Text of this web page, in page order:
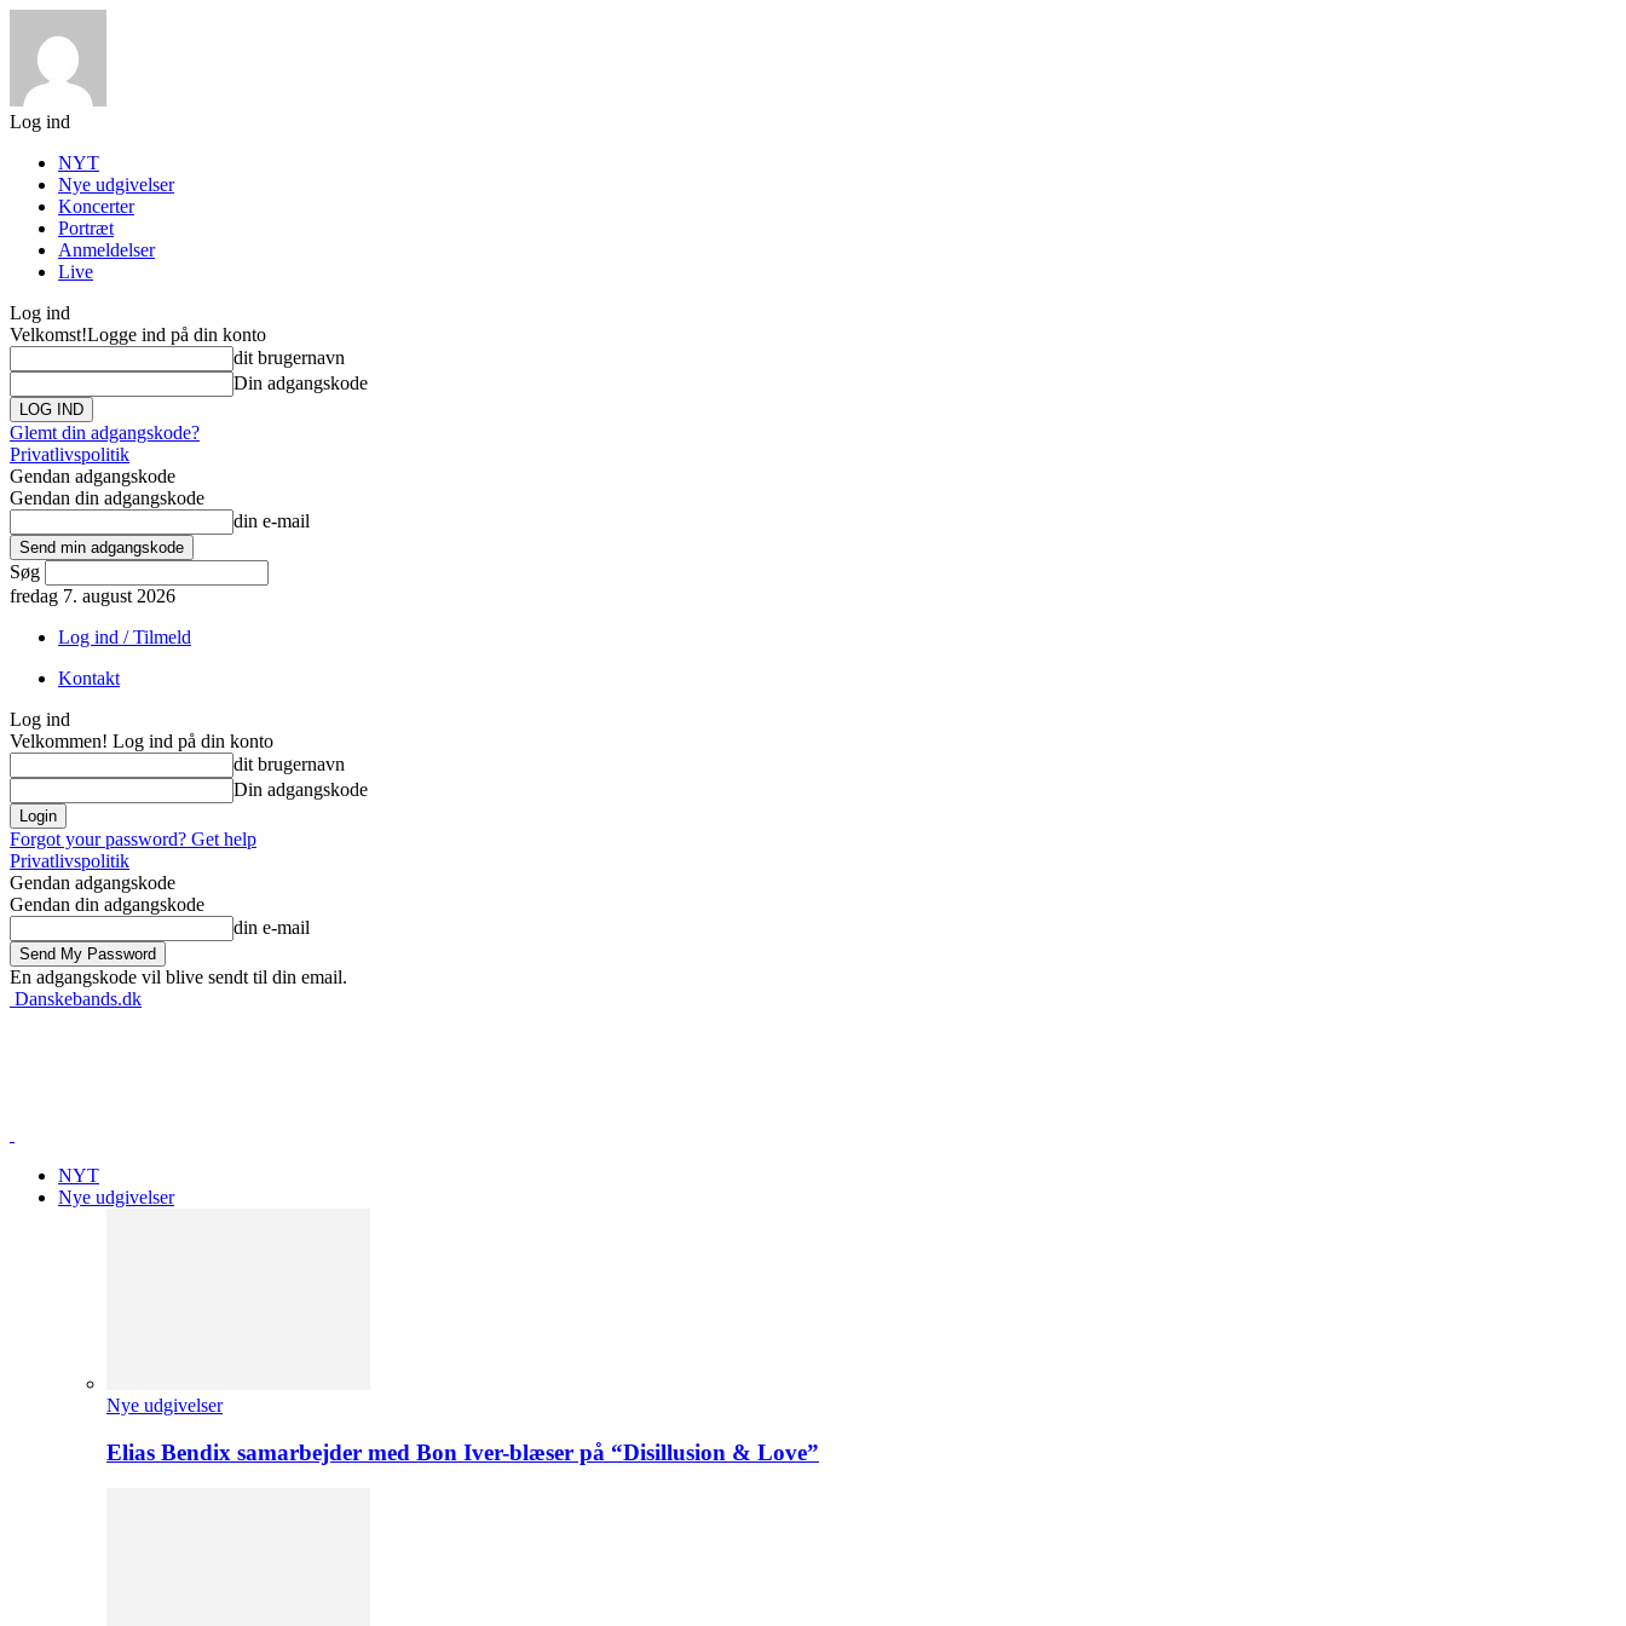
Log ind
NYT
Nye udgivelser
Koncerter
Portræt
Anmeldelser
Live
Log ind
Velkomst!Logge ind på din konto
dit brugernavn
Din adgangskode
Glemt din adgangskode?
Privatlivspolitik
Gendan adgangskode
Gendan din adgangskode
din e-mail
Søg
fredag 7. august 2026
Log ind / Tilmeld
Kontakt
Log ind
Velkommen! Log ind på din konto
dit brugernavn
Din adgangskode
Forgot your password? Get help
Privatlivspolitik
Gendan adgangskode
Gendan din adgangskode
din e-mail
En adgangskode vil blive sendt til din email.
Danskebands.dk
NYT
Nye udgivelser
Nye udgivelser
Elias Bendix samarbejder med Bon Iver-blæser på “Disillusion & Love”